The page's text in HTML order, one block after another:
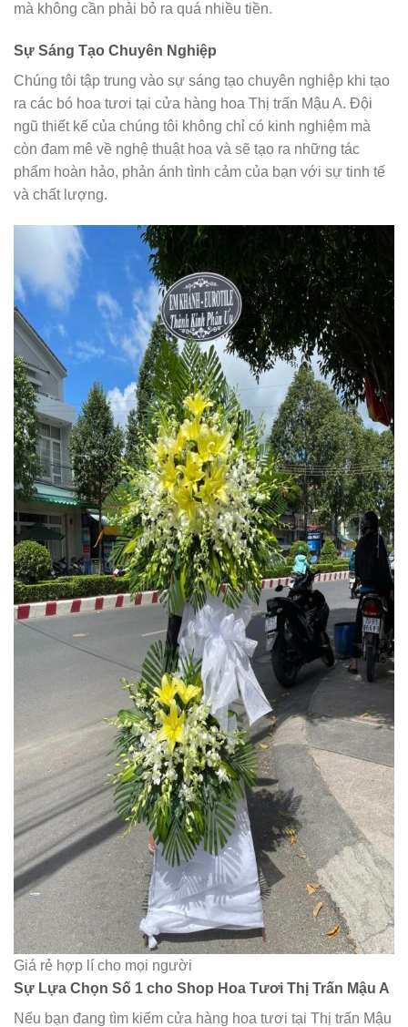
mà không cần phải bỏ ra quá nhiều tiền.
Sự Sáng Tạo Chuyên Nghiệp
Chúng tôi tập trung vào sự sáng tạo chuyên nghiệp khi tạo
ra các bó hoa tươi tại cửa hàng hoa Thị trấn Mậu A. Đội
ngũ thiết kế của chúng tôi không chỉ có kinh nghiệm mà
còn đam mê về nghệ thuật hoa và sẽ tạo ra những tác
phẩm hoàn hảo, phản ánh tình cảm của bạn với sự tinh tế
và chất lượng.
Giá rẻ hợp lí cho mọi người
Sự Lựa Chọn Số 1 cho Shop Hoa Tươi Thị Trấn Mậu A
Nếu bạn đang tìm kiếm cửa hàng hoa tươi tại Thị trấn Mậu